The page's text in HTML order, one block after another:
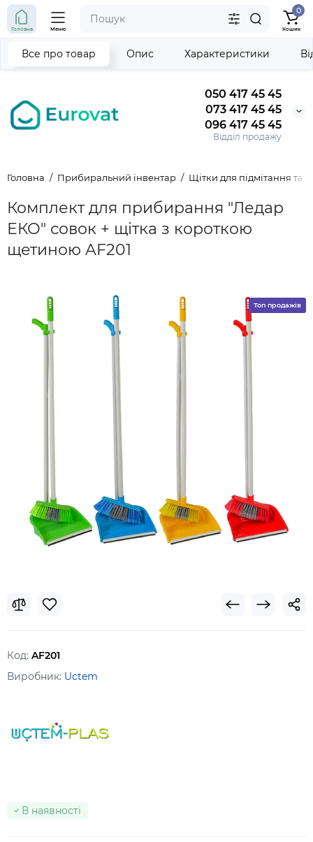
050 417 45 45
073 417 45 45
096 417 45 45
Відділ продажу
Головна Меню
0
Кошик
Головна Прибиральний інвентар Щітки для підмітання та
Комплект для прибирання "Ледар
ЕКО" совок + щітка з короткою
щетиною AF201
Все про товар Опис Характеристики
Топ продажів
Код: AF201
Виробник: Uctem
В наявності